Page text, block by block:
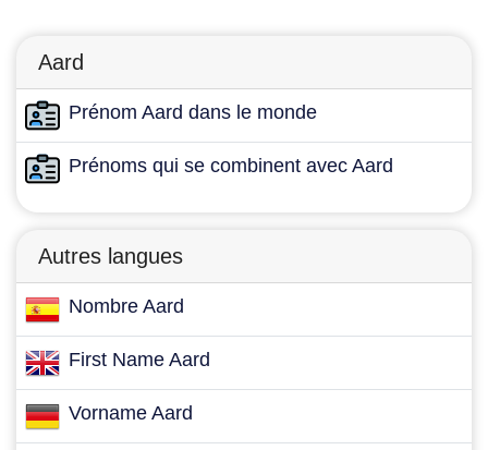
Aard
Prénom Aard dans le monde
Prénoms qui se combinent avec Aard
Autres langues
Nombre Aard
First Name Aard
Vorname Aard